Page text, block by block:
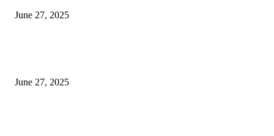
June 27, 2025
June 27, 2025